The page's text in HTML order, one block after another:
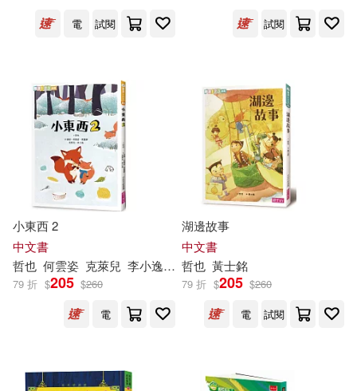
磯崎哲也（監修）(2)
神田哲也(2)
聞明(2) 艾利森．高普尼克(2)
蔣耀江(2) 袁麗萍(2)
東方出版社(2) 楓書坊(2)
機械工業出版社(2)
燎原出版(2) 獨步文化(2)
碁峰(2) 科學出版社(2)
積木文化(2) 聯合讀創(2)
講談社(2) 譯林出版社(2)
貝塔(2) Capriccio(1)
電
試閱
試閱
小東西 2
中文書
哲也 何雲姿 克萊兒 李小逸 蔡嘉驊 達姆
79 折 $205 $260
電
湖邊故事
中文書
哲也 黃士銘
79 折 $205 $260
電
試閱